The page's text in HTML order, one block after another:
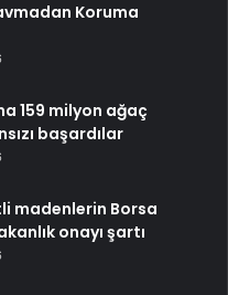
Koruma
159 milyon ağaç
başardılar
madenlerin Borsa
onayı şartı